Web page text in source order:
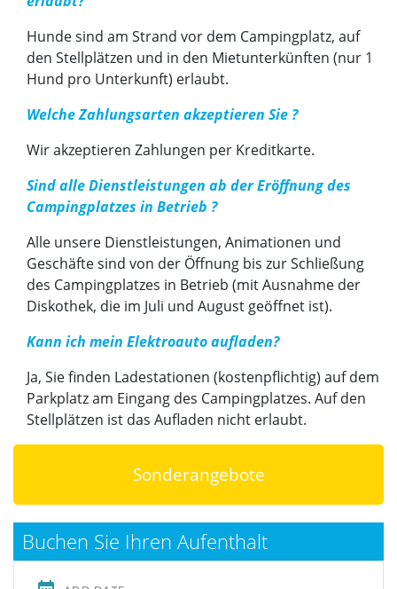
Hunde sind am Strand vor dem Campingplatz, auf
den Stellplätzen und in den Mietunterkünften (nur 1
Hund pro Unterkunft) erlaubt.
Welche Zahlungsarten akzeptieren Sie ?
Wir akzeptieren Zahlungen per Kreditkarte.
Sind alle Dienstleistungen ab der Eröffnung des
Campingplatzes in Betrieb ?
Alle unsere Dienstleistungen, Animationen und
Geschäfte sind von der Öffnung bis zur Schließung
des Campingplatzes in Betrieb (mit Ausnahme der
Diskothek, die im Juli und August geöffnet ist).
Kann ich mein Elektroauto aufladen?
Ja, Sie finden Ladestationen (kostenpflichtig) auf dem
Parkplatz am Eingang des Campingplatzes. Auf den
Stellplätzen ist das Aufladen nicht erlaubt.
Sonderangebote
Buchen Sie Ihren Aufenthalt